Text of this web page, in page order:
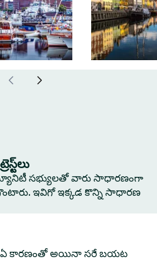
సభ్యులతో వారు సాధారణంగా
ఇవిగో ఇక్కడ కొన్ని సాధారణ
ఏ కారణంతో అయినా సరే బయట